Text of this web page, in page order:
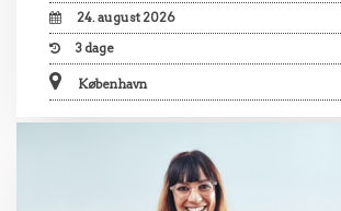
24. august 2026
3 dage
København